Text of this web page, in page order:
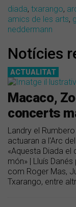
diada, txarango,
amics de les arts,
neddermann
Notícies
ACTUALITAT
Macaco,
concerts
Landry el
actuaran a l'Arc
«Aquesta Diada el
món» | Lluís
com Roger Mas,
Txarango, entre